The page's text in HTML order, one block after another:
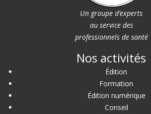
Un groupe d’experts
au service des
professionnels de santé
Nos activités
Édition
Formation
Édition numérique
Conseil